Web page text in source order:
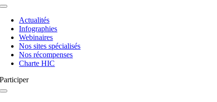
Navigation
basculeActualités
Infographies
Webinaires
Nos sites spécialisés
Nos récompenses
Charte HIC
Participer
Navigation